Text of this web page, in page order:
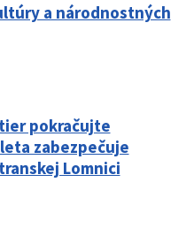
a národnostných
pokračujte
zabezpečuje
Lomnici